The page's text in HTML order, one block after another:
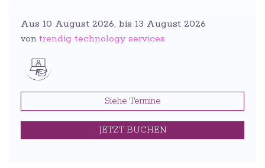
Aus 10 August 2026, bis 13 August 2026
von trendig technology services
Siehe Termine
JETZT BUCHEN